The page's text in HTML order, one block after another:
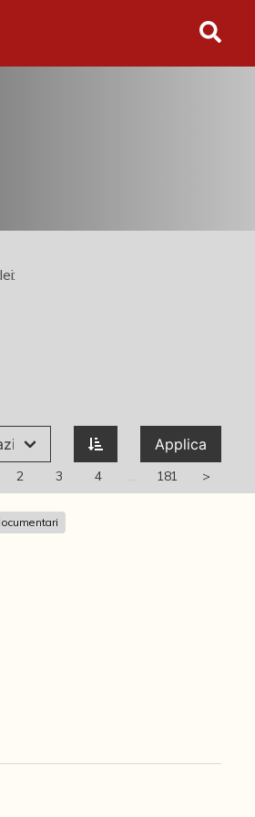
Applica
>
2 3 4 … 181